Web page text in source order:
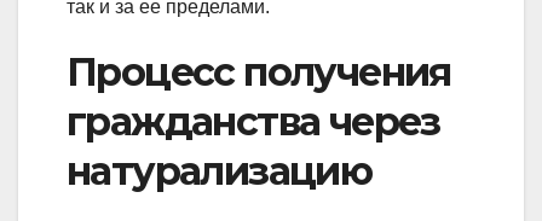
так и за ее пределами.
Процесс получения
гражданства через
натурализацию